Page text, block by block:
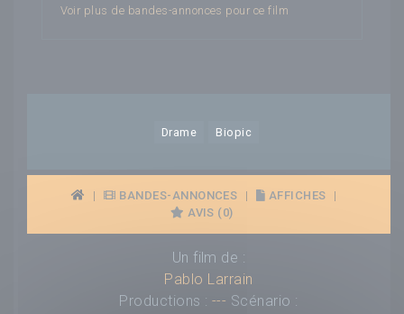
Voir plus de bandes-annonces pour ce film
Drame Biopic
| BANDES-ANNONCES | AFFICHES
|
AVIS (0)
Un film de :
Pablo Larrain
Productions : --- Scénario :